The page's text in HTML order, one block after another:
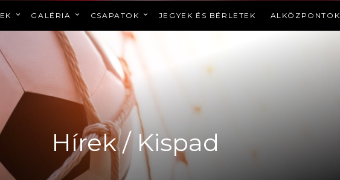
GALÉRIA CSAPATOK JEGYEK ÉS BÉRLETEK ALKÖZPONTOK
Hírek / Kispad